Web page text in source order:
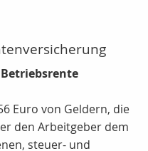
Euro von Geldern, die
den Arbeitgeber dem
steuer- und